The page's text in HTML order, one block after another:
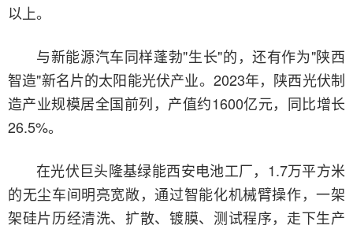
以上。
与新能源汽车同样蓬勃"生长"的，还有作为"陕西
智造"新名片的太阳能光伏产业。2023年，陕西光伏制
造产业规模居全国前列，产值约1600亿元，同比增长
26.5%。
在光伏巨头隆基绿能西安电池工厂，1.7万平方米
的无尘车间明亮宽敞，通过智能化机械臂操作，一架
架硅片历经清洗、扩散、镀膜、测试程序，走下生产